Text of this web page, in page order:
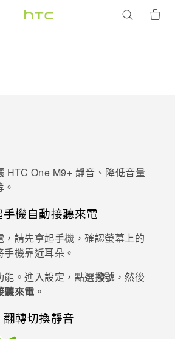
HTC One M9+ 靜音、降低音量
手機自動接聽來電
請先拿起手機，確認螢幕上的
機靠近耳朵。
。進入設定，點選撥號 ，然後
聽來電 。
翻轉切換靜音